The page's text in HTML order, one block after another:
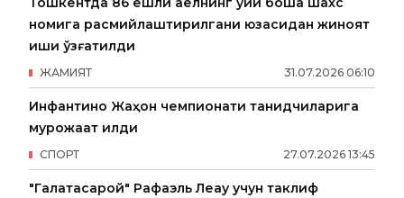
номига расмийлаштирилгани юзасидан жиноят
иши қўзғатилди
31.07.2026 06:10
ЖАМИЯТ
Инфантино Жаҳон чемпионати танқидчиларига
мурожаат қилди
27.07.2026 13:45
СПОРТ
"Галатасарой" Рафаэль Леау учун таклиф